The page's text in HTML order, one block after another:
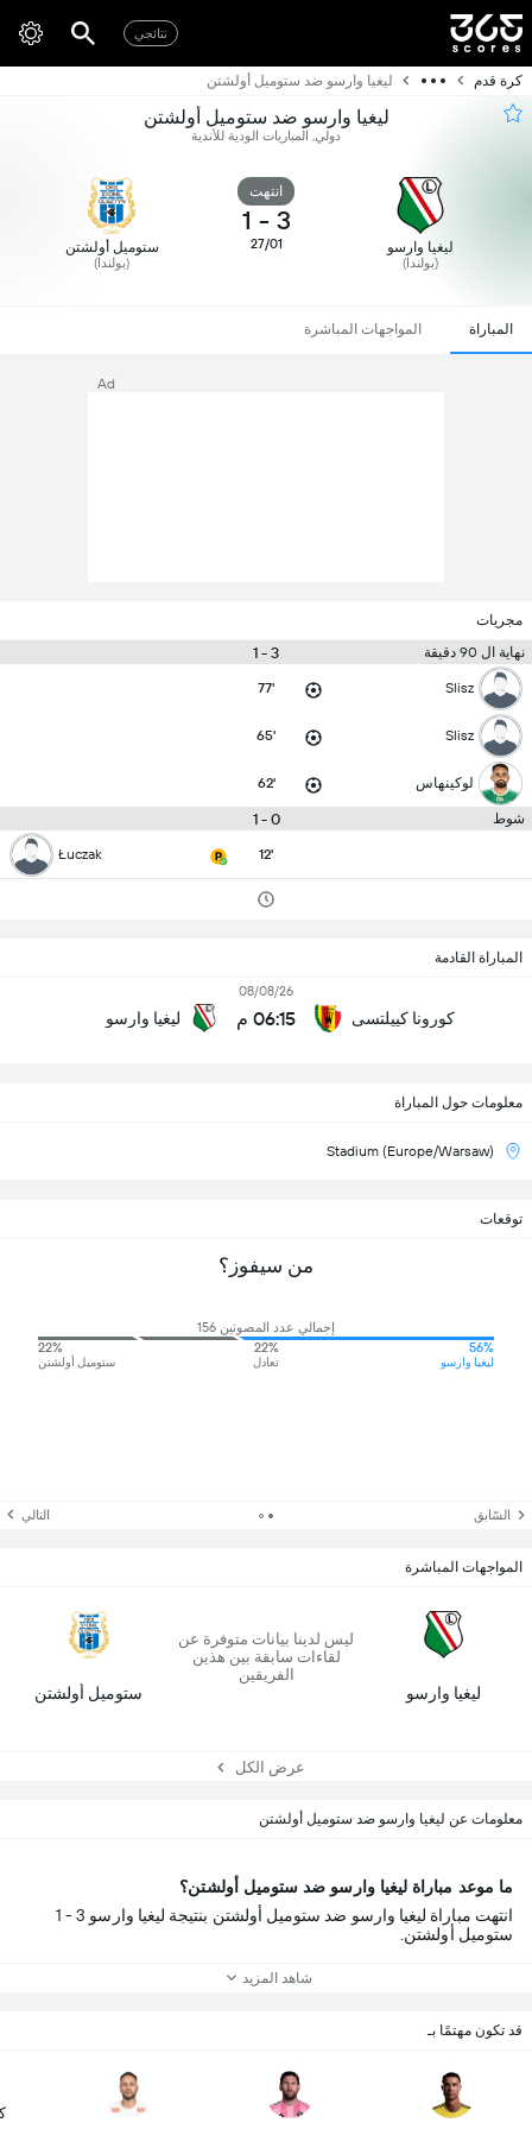
نتائجي
كرة قدم ليغيا وارسو ضد ستوميل أولشتن
ليغيا وارسو ضد ستوميل أولشتن
دولي, المباريات الودية للأندية
ليغيا وارسو
(بولندا)
انتهت
3
-
1
27/01 ستوميل أولشتن
(بولندا)
المباراة المواجهات المباشرة
Ad
مجريات
نهاية ال 90 دقيقة
3 - 1
Slisz
77'
Slisz
65'
لوكينهاس 62'
شوط 0 - 1
12'
Łuczak
المباراة القادمة
كورونا كييلتسى
08/08/26
06:15 م ليغيا وارسو
معلومات حول المباراة
Stadium (Europe/Warsaw)
توقعات
من سيفوز؟
إجمالي عدد المصوتين 156
56%
ليغيا وارسو
22%
تعادل
22%
ستوميل أولشتن
السّابق التالي
المواجهات المباشرة
ليغيا وارسو
ليس لدينا بيانات متوفرة عن
لقاءات سابقة بين هذين
الفريقين
ستوميل أولشتن
عرض الكل
معلومات عن ليغيا وارسو ضد ستوميل أولشتن
ما موعد مباراة ليغيا وارسو ضد ستوميل أولشتن؟
انتهت مباراة ليغيا وارسو ضد ستوميل أولشتن بنتيجة ليغيا وارسو 3 - 1
ستوميل أولشتن.
شاهد المزيد
قد تكون مهتمًا بـ